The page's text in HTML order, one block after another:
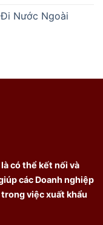
Nước Ngoài
có thể kết nối và
các Doanh nghiệp
việc xuất khẩu